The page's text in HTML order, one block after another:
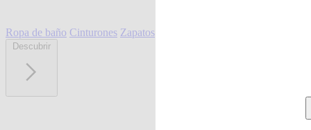
Ropa de baño Cinturones Zapatos
Descubrir